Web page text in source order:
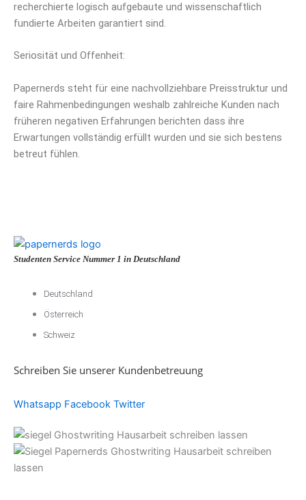
recherchierte logisch aufgebaute und wissenschaftlich
fundierte Arbeiten garantiert sind.
Seriosität und Offenheit:
Papernerds steht für eine nachvollziehbare Preisstruktur und
faire Rahmenbedingungen weshalb zahlreiche Kunden nach
früheren negativen Erfahrungen berichten dass ihre
Erwartungen vollständig erfüllt wurden und sie sich bestens
betreut fühlen.
Studenten Service Nummer 1 in Deutschland
Deutschland
Österreich
Schweiz
Schreiben Sie unserer Kundenbetreuung
Whatsapp Facebook Twitter